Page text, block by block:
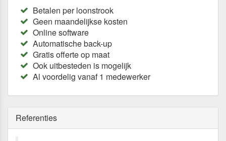
Betalen per loonstrook
Geen maandelijkse kosten
Online software
Automatische back-up
Gratis offerte op maat
Ook uitbesteden is mogelijk
Al voordelig vanaf 1 medewerker
Referenties